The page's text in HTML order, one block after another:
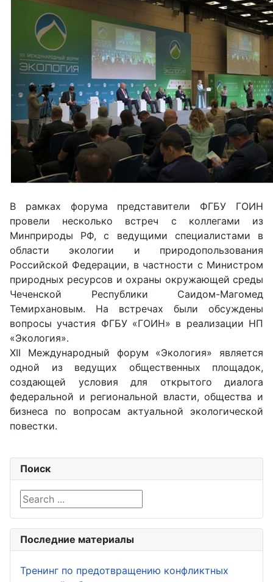
В рамках форума представители ФГБУ ГОИН
провели несколько встреч с коллегами из
Минприроды РФ, с ведущими специалистами в
области экологии и природопользования
Российской Федерации, в частности с Министром
природных ресурсов и охраны окружающей среды
Чеченской Республики Саидом-Магомед
Темирхановым. На встречах были обсуждены
вопросы участия ФГБУ «ГОИН» в реализации НП
«Экология».
XII Международный форум «Экология» является
одной из ведущих общественных площадок,
создающей условия для открытого диалога
федеральной и региональной власти, общества и
бизнеса по вопросам актуальной экологической
повестки.
Поиск
Search ...
Последние материалы
Тренинг по предотвращению конфликтных